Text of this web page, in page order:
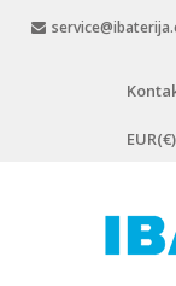
EUR(€)